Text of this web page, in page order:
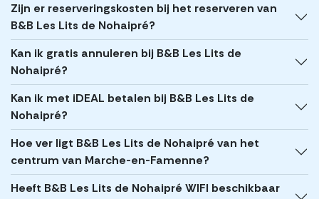
Zijn er reserveringskosten bij het reserveren van
B&B Les Lits de Nohaipré?
Kan ik gratis annuleren bij B&B Les Lits de
Nohaipré?
Kan ik met iDEAL betalen bij B&B Les Lits de
Nohaipré?
Hoe ver ligt B&B Les Lits de Nohaipré van het
centrum van Marche-en-Famenne?
Heeft B&B Les Lits de Nohaipré WIFI beschikbaar